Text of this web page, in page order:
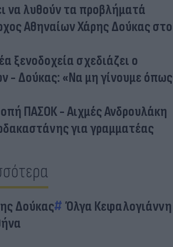
να λυθούν τα προβλήματά
Αθηναίων Χάρης Δούκας στο
ξενοδοχεία σχεδιάζει ο
- Δούκας: «Να μη γίνουμε όπως
ΠΑΣΟΚ - Αιχμές Ανδρουλάκη
για γραμματέας
Δούκας
Όλγα Κεφαλογιάννη